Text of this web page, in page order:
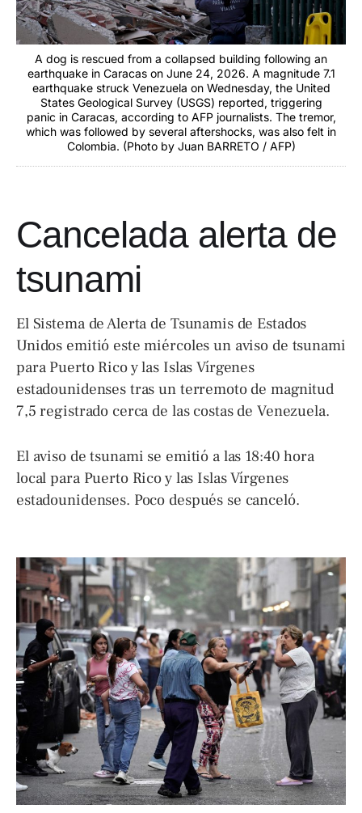
A dog is rescued from a collapsed building following an
earthquake in Caracas on June 24, 2026. A magnitude 7.1
earthquake struck Venezuela on Wednesday, the United
States Geological Survey (USGS) reported, triggering
panic in Caracas, according to AFP journalists. The tremor,
which was followed by several aftershocks, was also felt in
Colombia. (Photo by Juan BARRETO / AFP)
Cancelada alerta de
tsunami
El Sistema de Alerta de Tsunamis de Estados
Unidos emitió este miércoles un aviso de tsunami
para Puerto Rico y las Islas Vírgenes
estadounidenses tras un terremoto de magnitud
7,5 registrado cerca de las costas de Venezuela.
El aviso de tsunami se emitió a las 18:40 hora
local para Puerto Rico y las Islas Vírgenes
estadounidenses. Poco después se canceló.